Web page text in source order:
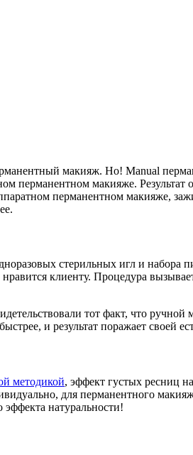
макияж. Но! Manual
перманентном макияже. Результат
перманентном макияже,
стерильных игл и набора
клиенту. Процедура
тот факт, что ручной
и результат поражает своей
методикой, эффект густых ресниц
для перманентного
эффекта натуральности!